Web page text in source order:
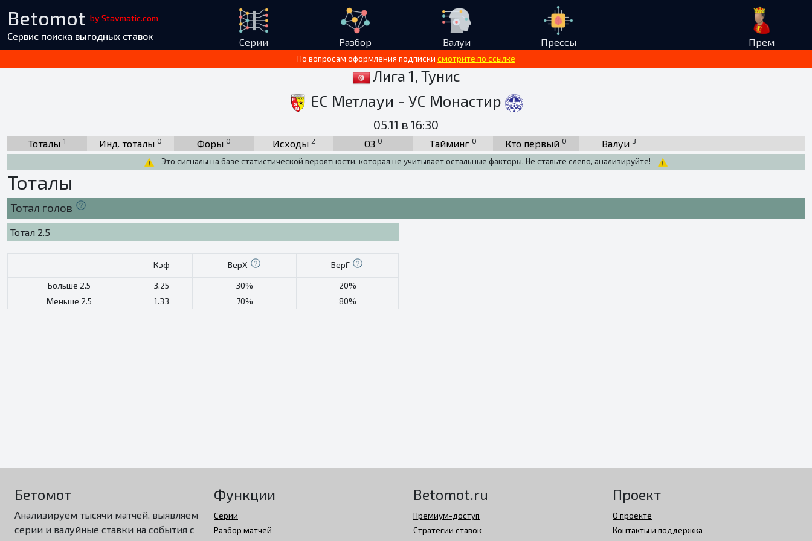
Betomot by Stavmatic.com
Сервис поиска выгодных ставок
Серии Разбор Валуи Прессы Прем
По вопросам оформления подписки смотрите по ссылке
Лига 1, Тунис
ЕС Метлауи - УС Монастир
05.11 в 16:30
Тоталы 1 Инд. тоталы 0 Форы 0 Исходы 2 ОЗ 0 Тайминг 0 Кто первый 0 Валуи 3
Это сигналы на базе статистической вероятности, которая не учитывает остальные факторы. Не ставьте слепо, анализируйте!
Тоталы
Тотал голов
Тотал 2.5
Кэф ВерХ
ВерГ
Больше 2.5
3.25 30%
20%
Меньше 2.5
1.33 70% 80%
Бетомот
Анализируем тысячи матчей, выявляем
серии и валуйные ставки на события с
Функции
Серии
Разбор матчей
Betomot.ru
Премиум-доступ
Стратегии ставок
Проект
О проекте
Контакты и поддержка